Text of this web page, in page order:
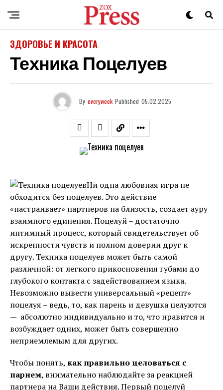
ЗДОРОВЬЕ И КРАСОТА
Техника Поцелуев
By everyweek Published 05.02.2025
Ни одна любовная игра не
обходится без поцелуев. Это действие
«настраивает» партнеров на близость, создает ауру
взаимного единения. Поцелуй – достаточно
интимный процесс, который свидетельствует об
искренности чувств и полном доверии друг к
другу. Техника поцелуев может быть самой
различной: от легкого прикосновения губами до
глубокого контакта с задействованием языка.
Невозможно вывести универсальный «рецепт»
поцелуя – ведь, то, как парень и девушка целуются
— абсолютно индивидуально и то, что нравится и
возбуждает одних, может быть совершенно
неприемлемым для других.
Чтобы понять, как правильно целоваться с
парнем, внимательно наблюдайте за реакцией
партнера на Ваши действия. Первый поцелуй